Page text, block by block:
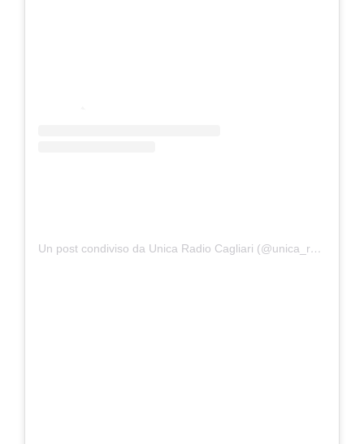
Un post condiviso da Unica Radio Cagliari (@unica_radio)